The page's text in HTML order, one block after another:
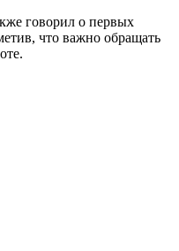
говорил о первых
что важно обращать